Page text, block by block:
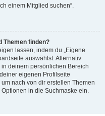
einem Mitglied suchen“.
Themen finden?
lassen, indem du „Eigene
auswählst. Alternativ
in deinem persönlichen Bereich
eigenen Profilseite
nach von dir erstellen Themen
in die Suchmaske ein.